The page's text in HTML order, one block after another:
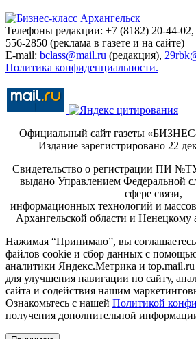
Телефоны редакции: +7 (8182) 20-44-
556-2850 (реклама в газете и на сайте)
E-mail: bclass@mail.ru (редакция),
Политика конфиденциальности.
Официальный сайт газеты
Издание зарегистрировано 22
Свидетельство о регистрации ПИ
выдано Управлением Федеральной
сфере связи,
информационных технологий и
Архангельской области и Ненецкому
Нажимая “Принимаю”, вы соглашаетесь
файлов cookie и сбор данных с
аналитики Яндекс.Метрика и
для улучшения навигации по сайту,
сайта и содействия нашим
Ознакомьтесь с нашей Политикой
получения дополнительной